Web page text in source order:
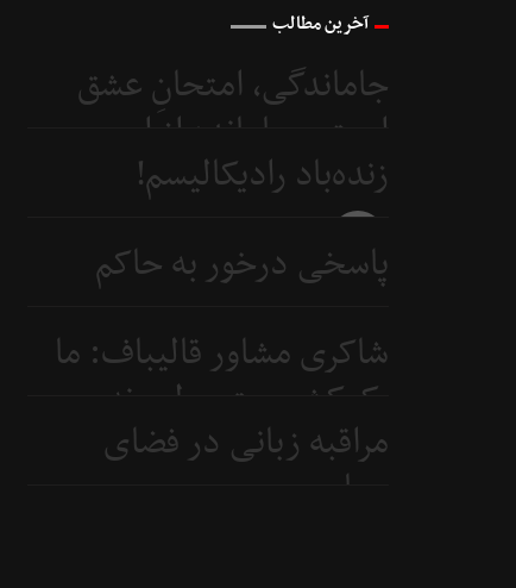
آخرین مطالب
جاماندگی، امتحانِ عشق
است و جامانده از اربعین...
3 روز
زنده‌باد رادیکالیسم!
پاسخی درخور به حاکم
5 روز
شاکری مشاور قالیباف: ما
یک‌کشور متوسطیم نه
ابرقدرت
مراقبه زبانی در فضای
سیاسی